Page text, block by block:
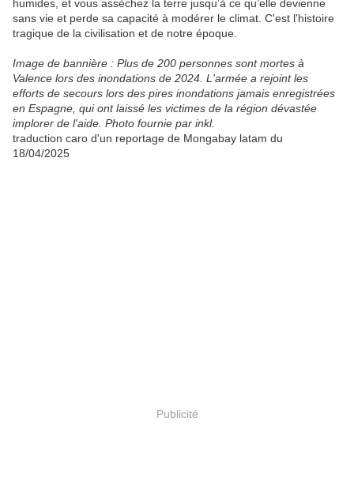
humides, et vous asséchez la terre jusqu’à ce qu’elle devienne
sans vie et perde sa capacité à modérer le climat. C'est l'histoire
tragique de la civilisation et de notre époque.
Image de bannière : Plus de 200 personnes sont mortes à
Valence lors des inondations de 2024. L'armée a rejoint les
efforts de secours lors des pires inondations jamais enregistrées
en Espagne, qui ont laissé les victimes de la région dévastée
implorer de l'aide. Photo fournie par inkl.
traduction caro d'un reportage de Mongabay latam du
18/04/2025
Publicité